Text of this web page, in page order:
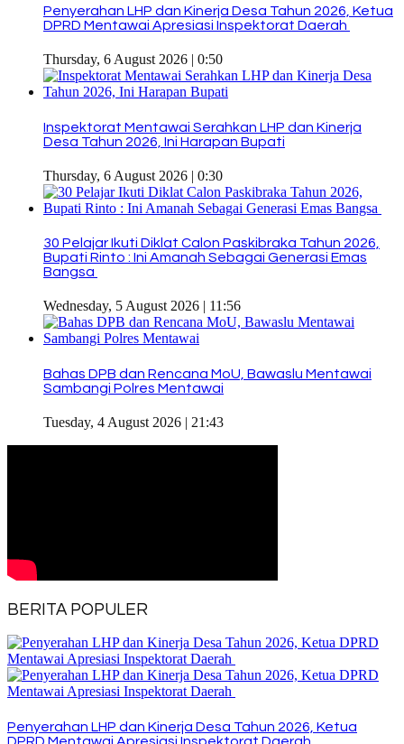
Penyerahan LHP dan Kinerja Desa Tahun 2026, Ketua
DPRD Mentawai Apresiasi Inspektorat Daerah
Thursday, 6 August 2026 | 0:50
Inspektorat Mentawai Serahkan LHP dan Kinerja
Desa Tahun 2026, Ini Harapan Bupati
Thursday, 6 August 2026 | 0:30
30 Pelajar Ikuti Diklat Calon Paskibraka Tahun 2026,
Bupati Rinto : Ini Amanah Sebagai Generasi Emas
Bangsa
Wednesday, 5 August 2026 | 11:56
Bahas DPB dan Rencana MoU, Bawaslu Mentawai
Sambangi Polres Mentawai
Tuesday, 4 August 2026 | 21:43
BERITA POPULER
Penyerahan LHP dan Kinerja Desa Tahun 2026, Ketua
DPRD Mentawai Apresiasi Inspektorat Daerah